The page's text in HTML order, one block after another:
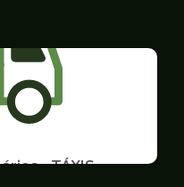
- TÁXIS